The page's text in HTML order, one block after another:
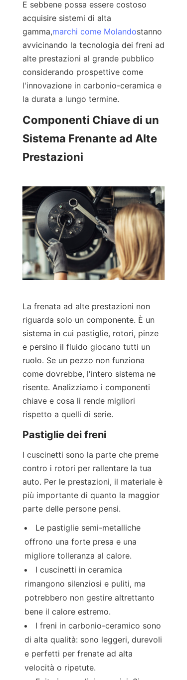
E sebbene possa essere costoso
acquisire sistemi di alta
gamma,marchi come Molandostanno
avvicinando la tecnologia dei freni ad
alte prestazioni al grande pubblico
considerando prospettive come
l'innovazione in carbonio-ceramica e
la durata a lungo termine.
Componenti Chiave di un
Sistema Frenante ad Alte
Prestazioni
La frenata ad alte prestazioni non
riguarda solo un componente. È un
sistema in cui pastiglie, rotori, pinze
e persino il fluido giocano tutti un
ruolo. Se un pezzo non funziona
come dovrebbe, l'intero sistema ne
risente. Analizziamo i componenti
chiave e cosa li rende migliori
rispetto a quelli di serie.
Pastiglie dei freni
I cuscinetti sono la parte che preme
contro i rotori per rallentare la tua
auto. Per le prestazioni, il materiale è
più importante di quanto la maggior
parte delle persone pensi.
Le pastiglie semi-metalliche
offrono una forte presa e una
migliore tolleranza al calore.
I cuscinetti in ceramica
rimangono silenziosi e puliti, ma
potrebbero non gestire altrettanto
bene il calore estremo.
I freni in carbonio-ceramico sono
di alta qualità: sono leggeri, durevoli
e perfetti per frenate ad alta
velocità o ripetute.